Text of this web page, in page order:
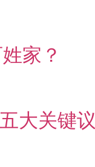
家？
大关键议